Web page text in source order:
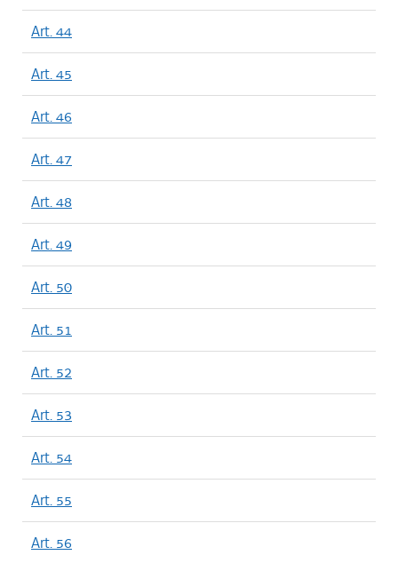
Art. 44
Art. 45
Art. 46
Art. 47
Art. 48
Art. 49
Art. 50
Art. 51
Art. 52
Art. 53
Art. 54
Art. 55
Art. 56